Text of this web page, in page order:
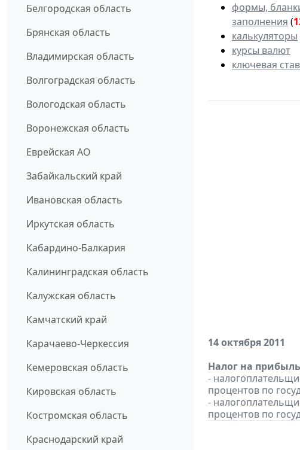
Белгородская область
Брянская область
Владимирская область
Волгоградская область
Вологодская область
Воронежская область
Еврейская АО
Забайкальский край
Ивановская область
Иркутская область
Кабардино-Балкария
Калининградская область
Калужская область
Камчатский край
Карачаево-Черкессия
Кемеровская область
Кировская область
Костромская область
Краснодарский край
формы,
заполнения (
калькуляторы
курсы валют
ключевая
14 октября 2011
Налог на
-
процентов по
-
процентов по